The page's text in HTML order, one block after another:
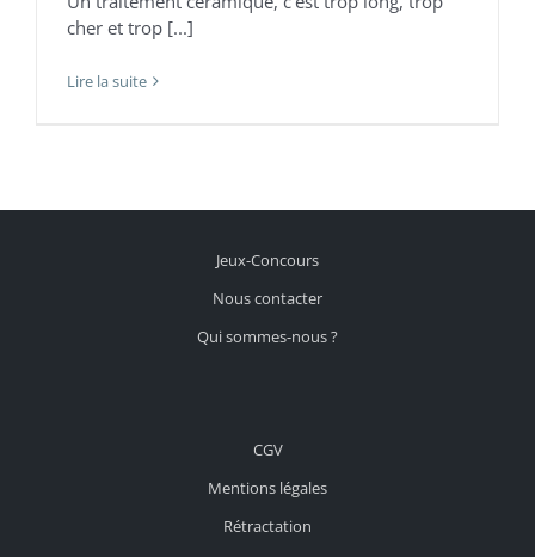
cher et trop [...]
Lire la suite
Jeux-Concours
Nous contacter
Qui sommes-nous ?
CGV
Mentions légales
Rétractation